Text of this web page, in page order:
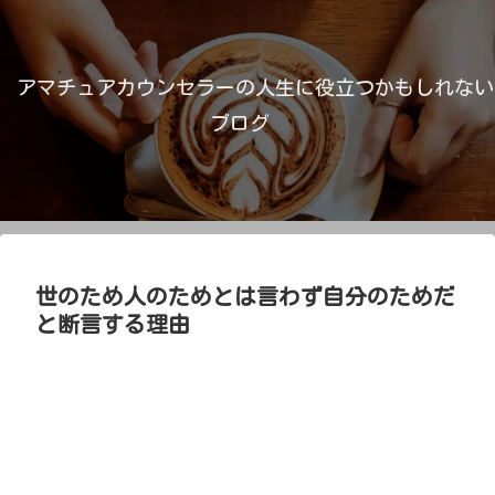
アマチュアカウンセラーの人生に役立つかもしれない
ブログ
世のため人のためとは言わず自分のためだ
と断言する理由